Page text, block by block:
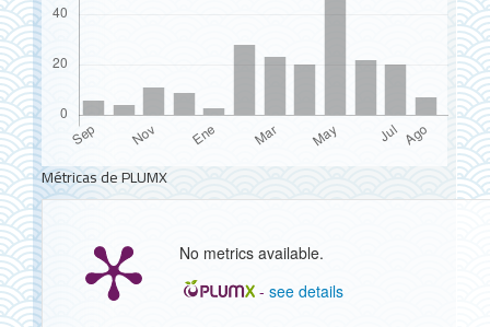
Métricas de PLUMX
No metrics available.
-see details